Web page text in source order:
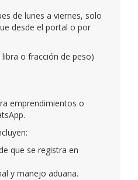
emprendimientos o
que se registra en
y manejo aduana.
días.